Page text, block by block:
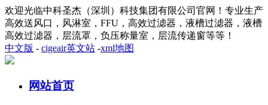
欢迎光临中科圣杰（深圳）科技集团有限公司官网！专业生产
高效送风口，风淋室，FFU，高效过滤器，液槽过滤器，液槽
高效过滤器，层流罩，负压称量室，层流传递窗等等！
中文版 - cigeair英文站 -xml地图
网站首页